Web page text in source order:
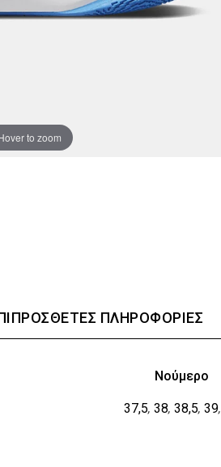
to zoom
ΠΛΗΡΟΦΟΡΊΕΣ
Νούμερο
37,5, 38, 38,5, 39,